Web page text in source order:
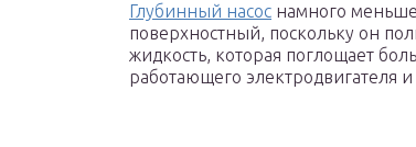
Глубинный насос намного
поверхностный, поскольку он
жидкость, которая поглощает
работающего электродвигателя